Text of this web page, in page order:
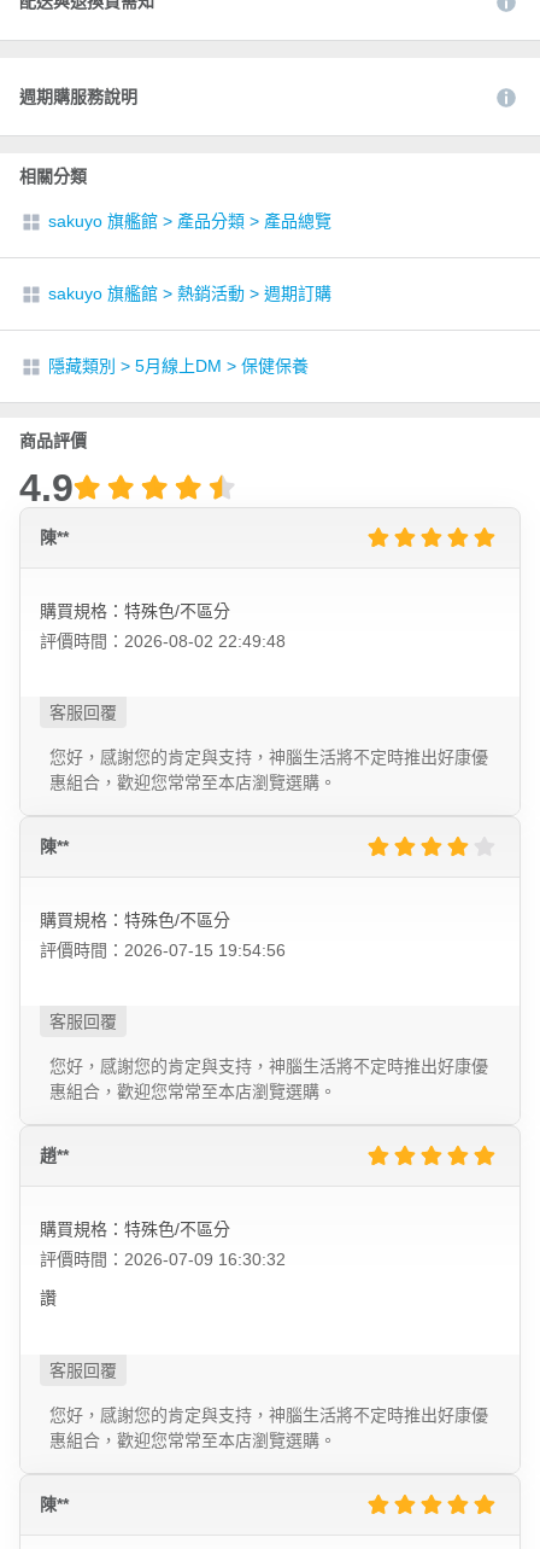
週期購服務說明
相關分類
sakuyo 旗艦館 > 產品分類 > 產品總覽
sakuyo 旗艦館 > 熱銷活動 > 週期訂購
隱藏類別 > 5月線上DM > 保健保養
商品評價
4.9
陳**
購買規格：特殊色/不區分
評價時間：2026-08-02 22:49:48
您好，感謝您的肯定與支持，神腦生活將不定時推出好康優
惠組合，歡迎您常常至本店瀏覽選購。
陳**
購買規格：特殊色/不區分
評價時間：2026-07-15 19:54:56
您好，感謝您的肯定與支持，神腦生活將不定時推出好康優
惠組合，歡迎您常常至本店瀏覽選購。
趙**
購買規格：特殊色/不區分
評價時間：2026-07-09 16:30:32
讚
您好，感謝您的肯定與支持，神腦生活將不定時推出好康優
惠組合，歡迎您常常至本店瀏覽選購。
陳**